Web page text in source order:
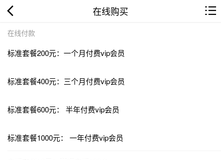
在线购买
在线付款
标准套餐200元：一个月付费vip会员
标准套餐400元：三个月付费vip会员
标准套餐600元： 半年付费vip会员
标准套餐1000元： 一年付费vip会员